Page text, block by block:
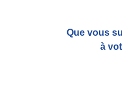
Que vous
à